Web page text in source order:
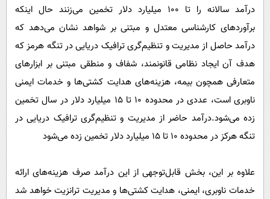
درآمد سالانه را تا ۱۰۰ میلیارد دلار تخمین می‌زنند حال اینکه
برآوردهای کارشناسی معتدل و مبتنی بر شواهد نشان می‌دهد که
درآمد حاصل از مدیریت و تنظیم‌گری ترافیک دریایی در تنگه هرمز که
هدف آن ایجاد نظامی قانونمند، شفاف و منطقی مبتنی بر ابزارهای
متعارفی همچون بیمه، هزینه‌های هدایت کشتی‌ها و خدمات ایمنی
ناوبری است، عددی در محدوده ۱۰ تا ۱۵ میلیارد دلار در سال تخمین
زده می‌شود.درآمد حاضر از مدیریت و تنظیم‌گری ترافیک دریایی در
تنگه هرکز در محدوده ۱۰ تا ۱۵ میلیارد دلار تخمین زده می‌شود
علاوه بر این، بخش قابل‌توجهی از این درآمد صرف هزینه‌های ارائه
خدمات ناوبری، ایمنی، هدایت کشتی‌ها و مدیریت ترانزیت خواهد شد